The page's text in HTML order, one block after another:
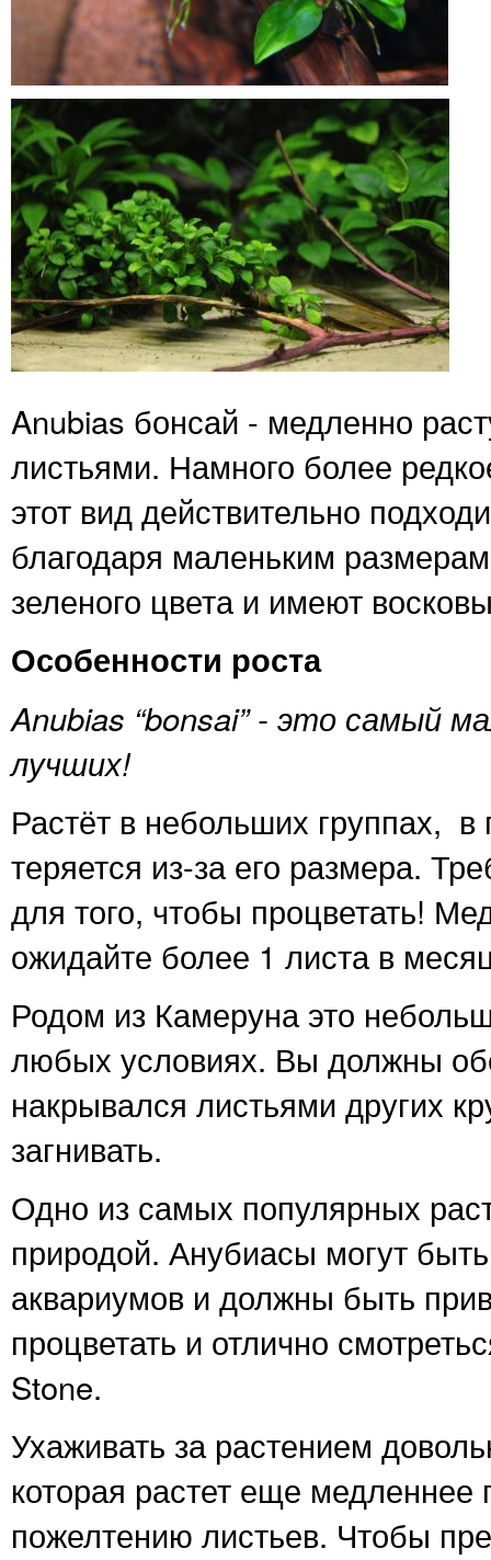
Anubias бонсай - медленно
листьями. Намного более
этот вид действительно
благодаря маленьким
зеленого цвета и имеют
Особенности роста
Anubias “bonsai” - это самый
лучших!
Растёт в небольших группах, в
теряется из-за его размера.
для того, чтобы процветать!
ожидайте более 1 листа в
Родом из Камеруна это
любых условиях. Вы должны
накрывался листьями других
загнивать.
Одно из самых популярных
природой. Анубиасы могут
аквариумов и должны быть
процветать и отлично
Stone.
Ухаживать за растением
которая растет еще медленнее
пожелтению листьев. Чтобы